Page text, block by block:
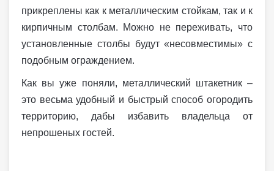
прикреплены как к металлическим стойкам, так и к
кирпичным столбам. Можно не переживать, что
установленные столбы будут «несовместимы» с
подобным ограждением.
Как вы уже поняли, металлический штакетник –
это весьма удобный и быстрый способ огородить
территорию, дабы избавить владельца от
непрошеных гостей.